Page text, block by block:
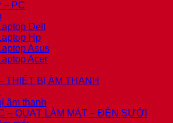
– PC
Dell
Hp
Asus
Acer
THIẾT BỊ ÂM THANH
âm thanh
– QUẠT LÀM MÁT – ĐÈN SƯỞI